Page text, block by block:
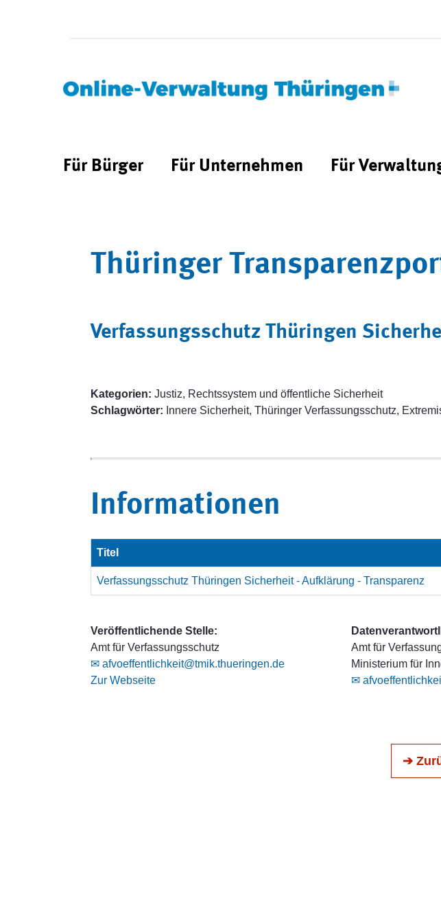
Für Bürger Für Unternehmen Für
Thüringer
Verfassungsschutz Thüringen
Kategorien: Justiz, Rechtssystem und öffentliche Sicherheit
Schlagwörter: Innere Sicherheit, Thüringer Verfassungsschutz,
Informationen
Titel
Verfassungsschutz Thüringen Sicherheit - Aufklärung - Transparenz
Veröffentlichende Stelle:
Amt für Verfassungsschutz
✉ afvoeffentlichkeit@tmik.thueringen.de
Zur Webseite
Amt für
Ministerium für
✉
➔